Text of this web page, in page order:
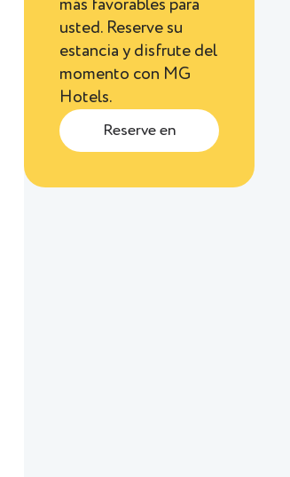
más favorables para
usted. Reserve su
estancia y disfrute del
momento con MG
Hotels.
Reserve en